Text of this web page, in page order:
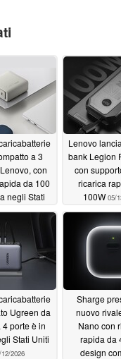
a 3
con
da 100
negli Stati
07/13/2026
Lenovo
bank Legion
con
ricarica
100W05/
Ugreen da
4 porte è in
Stati Uniti
2026
Sharge
nuovo
Nano con
rapida da
design